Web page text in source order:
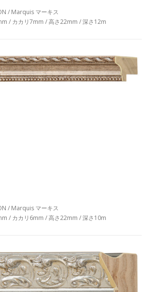
/ Marquis マーキス
/ カカリ7mm / 高さ22mm / 深さ12m
/ Marquis マーキス
/ カカリ6mm / 高さ22mm / 深さ10m